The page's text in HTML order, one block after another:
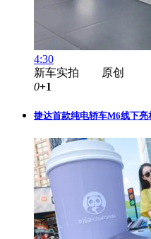
4:30
新车实拍 原创
0+1
捷达首款纯电轿车M6线下